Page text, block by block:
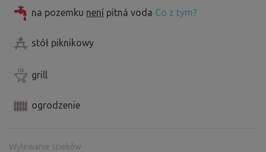
na pozemku není pitná voda Co z tym?
stół piknikowy
grill
ogrodzenie
Wylewanie ścieków